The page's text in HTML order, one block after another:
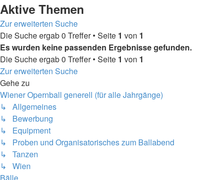
Aktive Themen
Zur erweiterten Suche
Die Suche ergab 0 Treffer • Seite 1 von 1
Es wurden keine passenden Ergebnisse gefunden.
Die Suche ergab 0 Treffer • Seite 1 von 1
Zur erweiterten Suche
Gehe zu
Wiener Opernball generell (für alle Jahrgänge)
↳ Allgemeines
↳ Bewerbung
↳ Equipment
↳ Proben und Organisatorisches zum Ballabend
↳ Tanzen
↳ Wien